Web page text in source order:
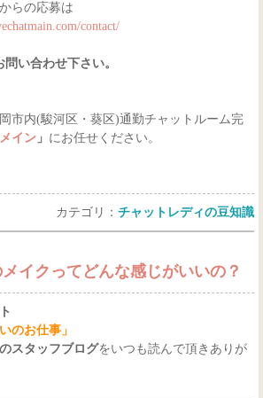
らの応募は
contact/
い合わせ下さい。
市内(駿河区・葵区)通勤チャットルーム完
イン 」 にお任せください。
カテゴリ： チャットレディの豆知識
イクってどんな感じがいいの？
のお仕事」
スタッフブログをいつも読んで頂きありが